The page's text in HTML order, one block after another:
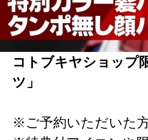
コトブキヤショップ
ツ」
※ご予約いただいた